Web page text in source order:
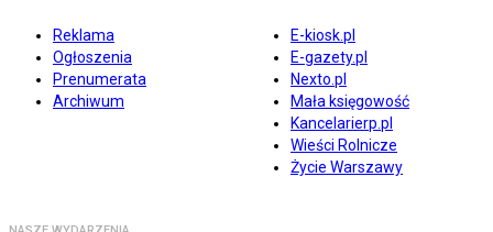
Reklama
Ogłoszenia
Prenumerata
Archiwum
E-kiosk.pl
E-gazety.pl
Nexto.pl
Mała księgowość
Kancelarierp.pl
Wieści Rolnicze
Życie Warszawy